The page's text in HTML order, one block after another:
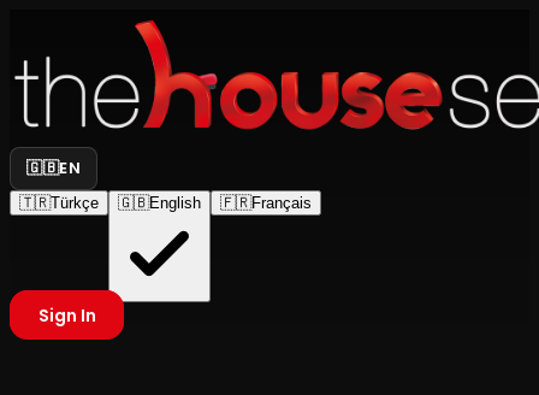
🇬🇧EN
🇹🇷Türkçe 🇬🇧English 🇫🇷Français
Sign In